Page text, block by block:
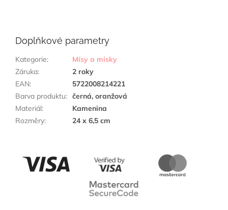
Doplňkové parametry
Kategorie:
Mísy a misky
Záruka:
2 roky
EAN:
5722008214221
Barva produktu: černá, oranžová
Materiál:
Kamenina
Rozměry: 24 x 6,5 cm